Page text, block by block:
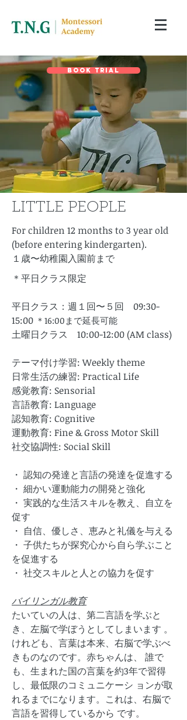
Book Trial
​LITTLE PEOPLE
For children 12 months to 3 year old
(before entering kindergarten).​
​１歳〜幼稚園入園前まで
＊平日クラス限定
平日クラス：週１回〜５回 09:30-
15:00 ＊16:00まで延長可能
土曜日クラス 10:00-12:00 (AM class)
テーマ付け学習: Weekly theme
日常生活の練習: Practical Life
感覚教育: Sensorial
言語教育: Language
認知教育: Cognitive
運動教育: Fine & Gross Motor Skill
社交協調性: Social Skill
・ 認知の発達と言語の発達を促進する
・ 細かい運動能力の開発と強化
・ 実践的な生活スキルを教え、自立を
促す
・ 自信、優しさ、恵みと礼儀を与える
・ 子供たちが探究心から自ら学ぶこと
を促進する
・ 社交スキルと人との協力を促す
バイリンガル教育
たいていの人は、第二言語を学ぶと
き、左脳で学ぼうとしてしまいます 。
けれども、言葉は本来、右脳で学ぶべ
きものなのです。赤ちゃんは、 誰で
も、生まれた国の言葉を約3年で習得
し、最低限のコミュニケーシ ョンが取
れるまでになります。これは、右脳で
言語を習得しているから です。